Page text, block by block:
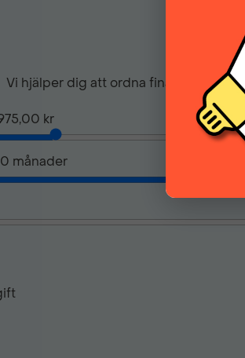
Vi hjälper dig att ordna finansiering av
kr
månader